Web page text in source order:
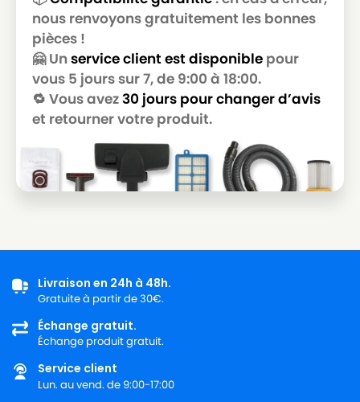
MIELE
MIELE ALLERGY CONTROL PLUSS600
MIELE
MIELE
MIELE ALLERGY CONTROL S400
MIELE
MIELE ALLERGY CONTROL S5381
MIELE ALLERGY CONTROL S600
MIELE
MIELE ALLERGY HEPA
MIELE
MIELE ALLERGY HEPA PLUSS718
MIELE
MIELE ALLERGY STOP
MIELE ALLERGYCO S157
MIELE
MIELE ALLERVAC
nous renvoyons gratuitement les bonnes
pièces !
🤗 Un service client est disponible pour
vous 5 jours sur 7, de 9:00 à 18:00.
🔁 Vous avez30 jours pour changer d’avis
et retourner votre produit.
Livraison en 24h à 48h.
Gratuite à partir de 30€.
Échange gratuit.
Échange produit gratuit.
Service client
Lun. au vend. de 9:00-17:00